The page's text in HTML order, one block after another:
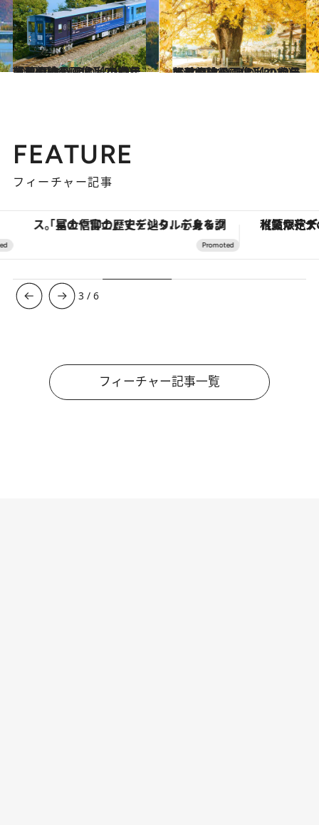
2022.11.6
【秋の絶景画像】2022年版 四国エリアの秋の絶景＆風物詩の画像（25点）
旅＆お出かけ 2022.10.22
【秋の絶景画像】2022年版 中国エリアの秋の絶景＆風物詩の画像（30点）
旅＆お出かけ
FEATURE
フィーチャー記事
「星のや富士」でデジタルデトックス。冨士信仰の歴史を辿り、心身を調える。 【夏限定ディナーコース】旬を
3 /6
フィーチャー記事一覧